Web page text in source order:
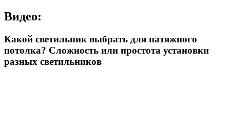
Видео:
Какой светильник выбрать для натяжного
потолка? Сложность или простота установки
разных светильников